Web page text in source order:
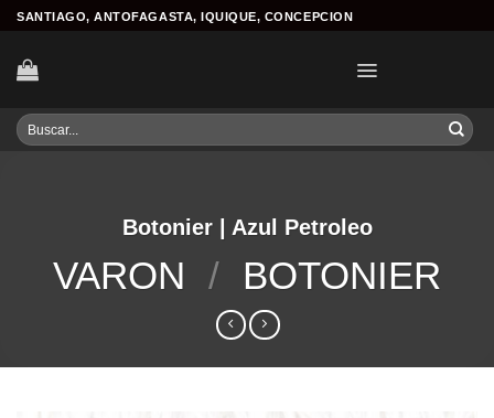
Skip
content
SANTIAGO, ANTOFAGASTA, IQUIQUE, CONCEPCION
Buscar
por:
Botonier | Azul Petroleo
VARON / BOTONIER